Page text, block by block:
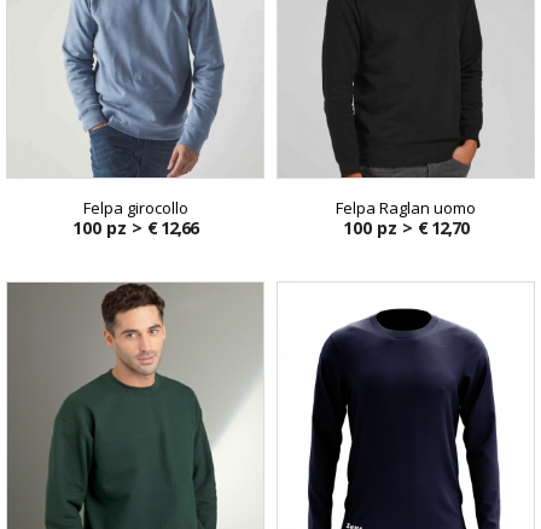
Felpa girocollo
100 pz > € 12,66
Felpa Raglan uomo
100 pz > € 12,70